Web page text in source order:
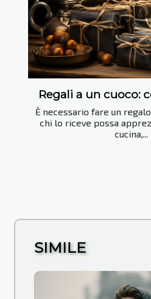
Regali a un cuoco:
È necessario fare un
chi lo riceve possa
cucina,...
SIMILE